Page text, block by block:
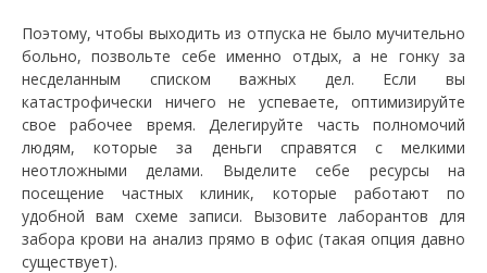
Поэтому, чтобы выходить из отпуска не было мучительно
больно, позвольте себе именно отдых, а не гонку за
несделанным списком важных дел. Если вы
катастрофически ничего не успеваете, оптимизируйте
свое рабочее время. Делегируйте часть полномочий
людям, которые за деньги справятся с мелкими
неотложными делами. Выделите себе ресурсы на
посещение частных клиник, которые работают по
удобной вам схеме записи. Вызовите лаборантов для
забора крови на анализ прямо в офис (такая опция давно
существует).